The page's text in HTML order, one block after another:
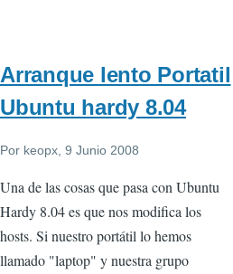
Arranque lento Portatil
Ubuntu hardy 8.04
Por keopx , 9 Junio 2008
Una de las cosas que pasa con Ubuntu
Hardy 8.04 es que nos modifica los
hosts. Si nuestro portátil lo hemos
llamado "laptop" y nuestra grupo